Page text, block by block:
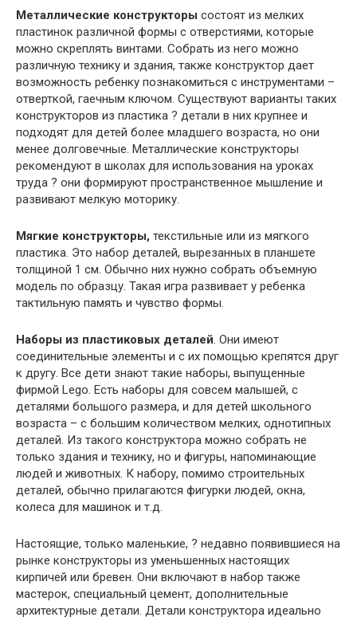
Металлические конструкторы состоят из мелких
пластинок различной формы с отверстиями, которые
можно скреплять винтами. Собрать из него можно
различную технику и здания, также конструктор дает
возможность ребенку познакомиться с инструментами –
отверткой, гаечным ключом. Существуют варианты таких
конструкторов из пластика ? детали в них крупнее и
подходят для детей более младшего возраста, но они
менее долговечные. Металлические конструкторы
рекомендуют в школах для использования на уроках
труда ? они формируют пространственное мышление и
развивают мелкую моторику.
Мягкие конструкторы, текстильные или из мягкого
пластика. Это набор деталей, вырезанных в планшете
толщиной 1 см. Обычно них нужно собрать объемную
модель по образцу. Такая игра развивает у ребенка
тактильную память и чувство формы.
Наборы из пластиковых деталей. Они имеют
соединительные элементы и с их помощью крепятся друг
к другу. Все дети знают такие наборы, выпущенные
фирмой Lego. Есть наборы для совсем малышей, с
деталями большого размера, и для детей школьного
возраста – с большим количеством мелких, однотипных
деталей. Из такого конструктора можно собрать не
только здания и технику, но и фигуры, напоминающие
людей и животных. К набору, помимо строительных
деталей, обычно прилагаются фигурки людей, окна,
колеса для машинок и т.д.
Настоящие, только маленькие, ? недавно появившиеся на
рынке конструкторы из уменьшенных настоящих
кирпичей или бревен. Они включают в набор также
мастерок, специальный цемент, дополнительные
архитектурные детали. Детали конструктора идеально